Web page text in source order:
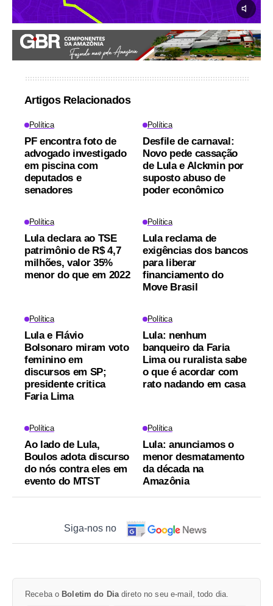
Artigos Relacionados
Política
PF encontra foto de
advogado investigado
em piscina com
deputados e
senadores
Política
Desfile de carnaval:
Novo pede cassação
de Lula e Alckmin por
suposto abuso de
poder econômico
Política
Lula declara ao TSE
patrimônio de R$ 4,7
milhões, valor 35%
menor do que em 2022
Política
Lula reclama de
exigências dos bancos
para liberar
financiamento do
Move Brasil
Política
Lula e Flávio
Bolsonaro miram voto
feminino em
discursos em SP;
presidente critica
Faria Lima
Política
Lula: nenhum
banqueiro da Faria
Lima ou ruralista sabe
o que é acordar com
rato nadando em casa
Política
Ao lado de Lula,
Boulos adota discurso
do nós contra eles em
evento do MTST
Política
Lula: anunciamos o
menor desmatamento
da década na
Amazônia
Siga-nos no
Receba o Boletim do Diadireto no seu e-mail, todo dia.